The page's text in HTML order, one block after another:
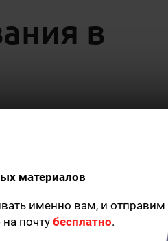
в
материалов
именно вам, и отправим
почту бесплатно.